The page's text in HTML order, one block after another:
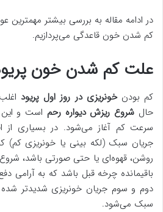
در ادامه مقاله به بررسی بیشتر مهمترین
کم شدن خون قاعدگی می‌پردازیم.
علت کم شدن خون
کم بودنخونریزی در روز اول پریود
حال شروع ریزش دیواره رحم است و این
سرعت کم آغاز می‌شود. در بسیاری از
جریان سبک (لکه بینی یا خونریزی
روشن، قهوه‌ای یا حتی صورتی باشد،
باقیمانده چرخه قبل باشد که به
دوم و سوم جریان خونریزی شدیدتر شده
سبک می‌شود.